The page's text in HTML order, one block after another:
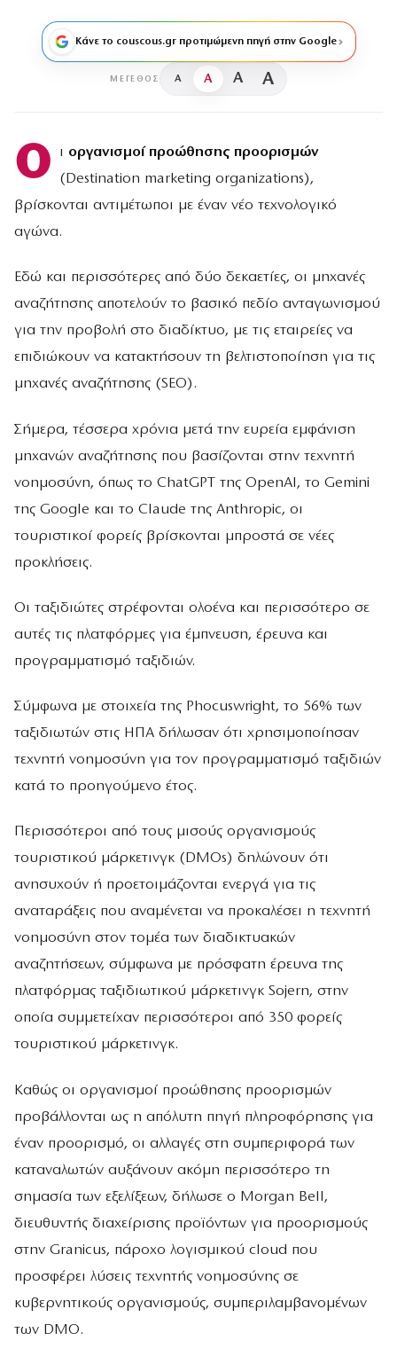
Κάνε το couscous.gr προτιμώμενη πηγή στην Google
ΜΈΓΕΘΟΣ A A A A
Ο ι οργανισμοί προώθησης προορισμών
(Destination marketing organizations),
βρίσκονται αντιμέτωποι με έναν νέο τεχνολογικό
αγώνα.
Εδώ και περισσότερες από δύο δεκαετίες, οι μηχανές
αναζήτησης αποτελούν το βασικό πεδίο ανταγωνισμού
για την προβολή στο διαδίκτυο, με τις εταιρείες να
επιδιώκουν να κατακτήσουν τη βελτιστοποίηση για τις
μηχανές αναζήτησης (SEO).
Σήμερα, τέσσερα χρόνια μετά την ευρεία εμφάνιση
μηχανών αναζήτησης που βασίζονται στην τεχνητή
νοημοσύνη, όπως το ChatGPT της OpenAI, το Gemini
της Google και το Claude της Anthropic, οι
τουριστικοί φορείς βρίσκονται μπροστά σε νέες
προκλήσεις.
Οι ταξιδιώτες στρέφονται ολοένα και περισσότερο σε
αυτές τις πλατφόρμες για έμπνευση, έρευνα και
προγραμματισμό ταξιδιών.
Σύμφωνα με στοιχεία της Phocuswright, το 56% των
ταξιδιωτών στις ΗΠΑ δήλωσαν ότι χρησιμοποίησαν
τεχνητή νοημοσύνη για τον προγραμματισμό ταξιδιών
κατά το προηγούμενο έτος.
Περισσότεροι από τους μισούς οργανισμούς
τουριστικού μάρκετινγκ (DMOs) δηλώνουν ότι
ανησυχούν ή προετοιμάζονται ενεργά για τις
αναταράξεις που αναμένεται να προκαλέσει η τεχνητή
νοημοσύνη στον τομέα των διαδικτυακών
αναζητήσεων, σύμφωνα με πρόσφατη έρευνα της
πλατφόρμας ταξιδιωτικού μάρκετινγκ Sojern, στην
οποία συμμετείχαν περισσότεροι από 350 φορείς
τουριστικού μάρκετινγκ.
Καθώς οι οργανισμοί προώθησης προορισμών
προβάλλονται ως η απόλυτη πηγή πληροφόρησης για
έναν προορισμό, οι αλλαγές στη συμπεριφορά των
καταναλωτών αυξάνουν ακόμη περισσότερο τη
σημασία των εξελίξεων, δήλωσε ο Morgan Bell,
διευθυντής διαχείρισης προϊόντων για προορισμούς
στην Granicus, πάροχο λογισμικού cloud που
προσφέρει λύσεις τεχνητής νοημοσύνης σε
κυβερνητικούς οργανισμούς, συμπεριλαμβανομένων
των DMO.